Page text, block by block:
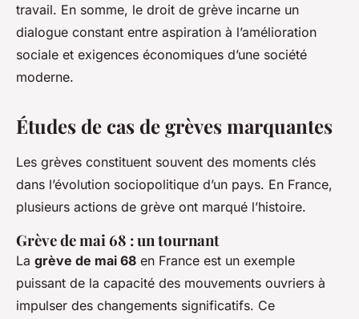
travail. En somme, le droit de grève incarne un
dialogue constant entre aspiration à l’amélioration
sociale et exigences économiques d’une société
moderne.
Études de cas de grèves marquantes
Les grèves constituent souvent des moments clés
dans l’évolution sociopolitique d’un pays. En France,
plusieurs actions de grève ont marqué l’histoire.
Grève de mai 68 : un tournant
La grève de mai 68 en France est un exemple
puissant de la capacité des mouvements ouvriers à
impulser des changements significatifs. Ce